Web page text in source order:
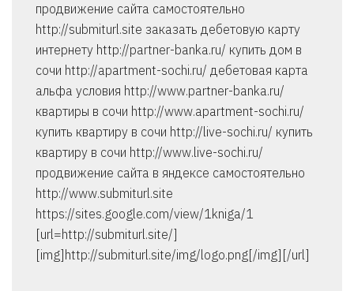
продвижение сайта самостоятельно
http://submiturl.site заказать дебетовую карту
интернету http://partner-banka.ru/ купить дом в
сочи http://apartment-sochi.ru/ дебетовая карта
альфа условия http://www.partner-banka.ru/
квартиры в сочи http://www.apartment-sochi.ru/
купить квартиру в сочи http://live-sochi.ru/ купить
квартиру в сочи http://www.live-sochi.ru/
продвижение сайта в яндексе самостоятельно
http://www.submiturl.site
https://sites.google.com/view/1kniga/1
[url=http://submiturl.site/]
[img]http://submiturl.site/img/logo.png[/img][/url]